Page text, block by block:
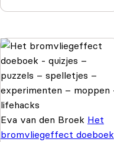
Eva van den Broek Het
bromvliegeffect doeboek